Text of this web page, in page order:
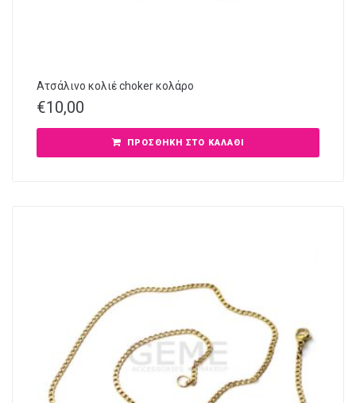
Aτσάλινo κολιέ choker κολάρο
€10,00
ΠΡΟΣΘΉΚΗ ΣΤΟ ΚΑΛΆΘΙ